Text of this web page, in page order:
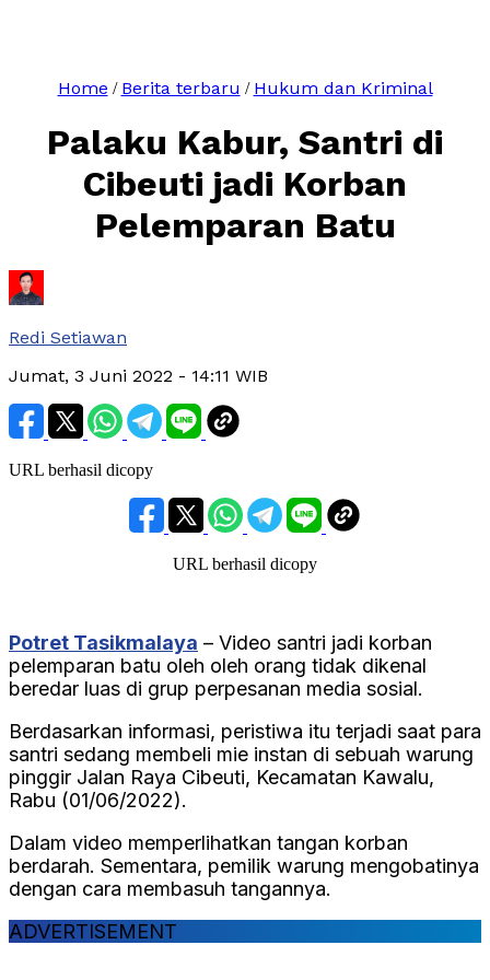
Home / Berita terbaru / Hukum dan Kriminal
Palaku Kabur, Santri di
Cibeuti jadi Korban
Pelemparan Batu
Redi Setiawan
Jumat, 3 Juni 2022 - 14:11 WIB
URL berhasil dicopy
URL berhasil dicopy
Potret Tasikmalaya – Video santri jadi korban
pelemparan batu oleh oleh orang tidak dikenal
beredar luas di grup perpesanan media sosial.
Berdasarkan informasi, peristiwa itu terjadi saat para
santri sedang membeli mie instan di sebuah warung
pinggir Jalan Raya Cibeuti, Kecamatan Kawalu,
Rabu (01/06/2022).
Dalam video memperlihatkan tangan korban
berdarah. Sementara, pemilik warung mengobatinya
dengan cara membasuh tangannya.
ADVERTISEMENT